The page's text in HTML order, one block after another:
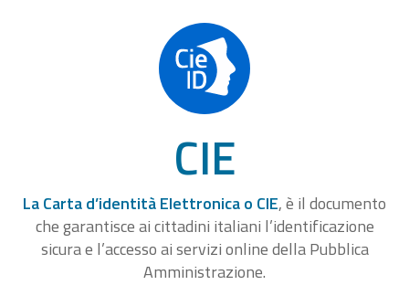
CIE
La Carta d’identità Elettronica o CIE, è il documento
che garantisce ai cittadini italiani l’identificazione
sicura e l’accesso ai servizi online della Pubblica
Amministrazione.